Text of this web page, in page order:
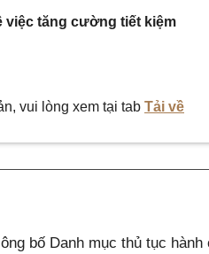
việc tăng cường tiết kiệm
vui lòng xem tại tab Tải về
bố Danh mục thủ tục hành